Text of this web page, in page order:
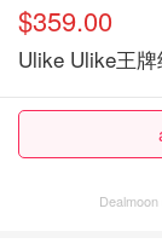
$359.00
Ulike Ulike王